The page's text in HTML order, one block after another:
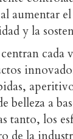
aumentar el
y la
cada
belleza a
tanto, los